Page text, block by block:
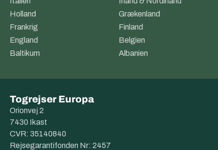
Holland
Grækenland
Frankrig
Finland
England
Belgien
Baltikum
Albanien
Togrejser Europa
Orionvej 2
7430 Ikast
CVR: 35140840
Rejsegarantifonden Nr: 2457